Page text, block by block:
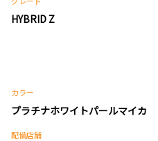
HYBRID Z
カラー
プラチナホワイトパールマイカ
配備店舗